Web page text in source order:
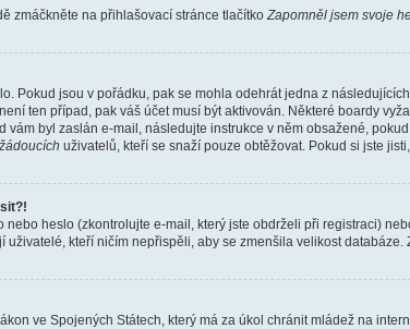
zmáčkněte na přihlašovací stránce tlačítkoZapomněl jsem svoje
Pokud jsou v pořádku, pak se mohla odehrát jedna z
ten případ, pak váš účet musí být aktivován. Některé boardy
vám byl zaslán e-mail, následujte instrukce v něm obsažené,
uživatelů, kteří se snaží pouze obtěžovat. Pokud si jste
heslo (zkontrolujte e-mail, který jste obdrželi při registraci)
kteří ničím nepřispěli, aby se zmenšila velikost
ve Spojených Státech, který má za úkol chránit mládež na